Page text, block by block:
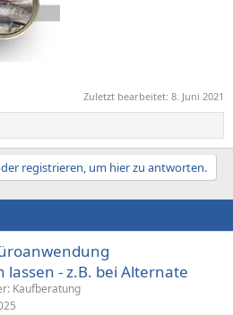
Zuletzt bearbeitet: 8. Juni 2021
registrieren, um hier zu antworten.
- z.B. bei Alternate
Kaufberatung